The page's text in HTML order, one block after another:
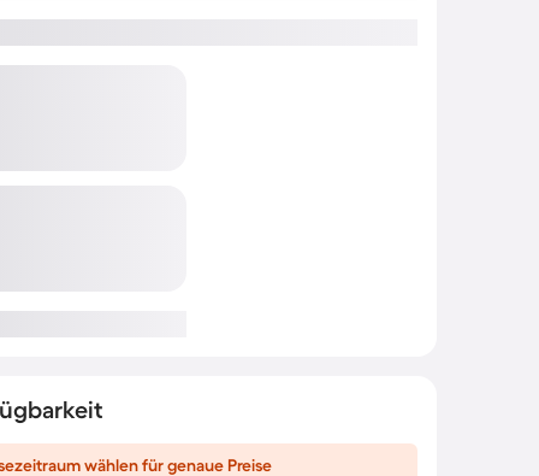
wählen für genaue Preise